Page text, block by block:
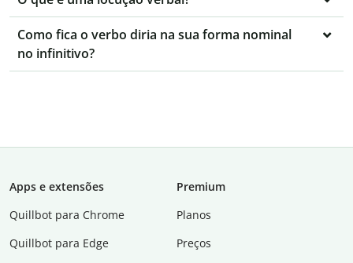
Como fica o verbo diria na sua forma nominal
no infinitivo?
Apps e extensões
Quillbot para Chrome
Quillbot para Edge
Premium
Planos
Preços